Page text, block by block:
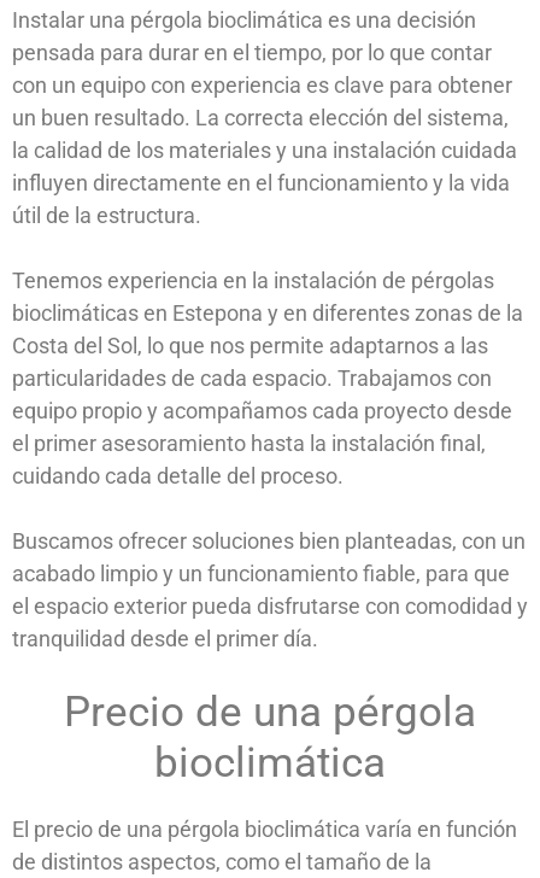
Instalar una pérgola bioclimática es una decisión
pensada para durar en el tiempo, por lo que contar
con un equipo con experiencia es clave para obtener
un buen resultado. La correcta elección del sistema,
la calidad de los materiales y una instalación cuidada
influyen directamente en el funcionamiento y la vida
útil de la estructura.
Tenemos experiencia en la instalación de pérgolas
bioclimáticas en Estepona y en diferentes zonas de la
Costa del Sol, lo que nos permite adaptarnos a las
particularidades de cada espacio. Trabajamos con
equipo propio y acompañamos cada proyecto desde
el primer asesoramiento hasta la instalación final,
cuidando cada detalle del proceso.
Buscamos ofrecer soluciones bien planteadas, con un
acabado limpio y un funcionamiento fiable, para que
el espacio exterior pueda disfrutarse con comodidad y
tranquilidad desde el primer día.
Precio de una pérgola
bioclimática
El precio de una pérgola bioclimática varía en función
de distintos aspectos, como el tamaño de la